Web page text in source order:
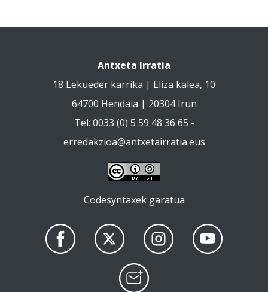
Antxeta Irratia
18 Lekueder karrika | Eliza kalea, 10
64700 Hendaia | 20304 Irun
Tel: 0033 (0) 5 59 48 36 65 -
erredakzioa@antxetairratia.eus
Codesyntaxek garatua